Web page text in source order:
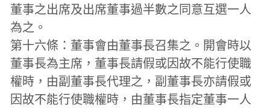
董事之出席及出席董事過半數之同意互選一人
為之。
第十六條：董事會由董事長召集之。開會時以
董事長為主席，董事長請假或因故不能行使職
權時，由副董事長代理之，副董事長亦請假或
因故不能行使職權時，由董事長指定董事一人